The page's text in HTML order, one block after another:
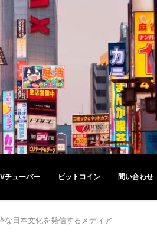
Vチューバー ビットコイン 問い合わせ
な日本文化を発信するメディア